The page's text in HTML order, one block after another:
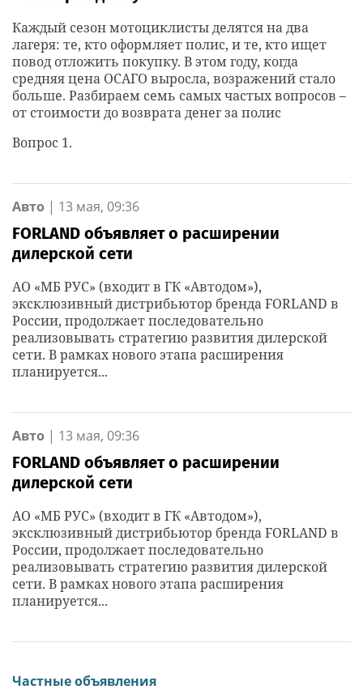
Каждый сезон мотоциклисты делятся на два
лагеря: те, кто оформляет полис, и те, кто ищет
повод отложить покупку. В этом году, когда
средняя цена ОСАГО выросла, возражений стало
больше. Разбираем семь самых частых вопросов –
от стоимости до возврата денег за полис
Вопрос 1.
Авто | 13 мая, 09:36
FORLAND объявляет о расширении
дилерской сети
АО «МБ РУС» (входит в ГК «Автодом»),
эксклюзивный дистрибьютор бренда FORLAND в
России, продолжает последовательно
реализовывать стратегию развития дилерской
сети. В рамках нового этапа расширения
планируется...
Авто | 13 мая, 09:36
FORLAND объявляет о расширении
дилерской сети
АО «МБ РУС» (входит в ГК «Автодом»),
эксклюзивный дистрибьютор бренда FORLAND в
России, продолжает последовательно
реализовывать стратегию развития дилерской
сети. В рамках нового этапа расширения
планируется...
Частные объявления